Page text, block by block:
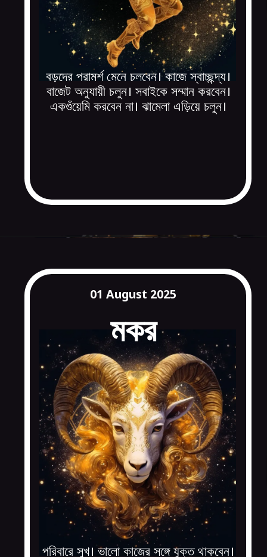
বড়দের পরামর্শ মেনে চলবেন। কাজে স্বাচ্ছন্দ্য।
বাজেট অনুযায়ী চলুন। সবাইকে সম্মান করবেন।
একগুঁয়েমি করবেন না। ঝামেলা এড়িয়ে চলুন।
মকর
01 August 2025
পরিবারে সুখ। ভালো কাজের সঙ্গে যুক্ত থাকবেন।